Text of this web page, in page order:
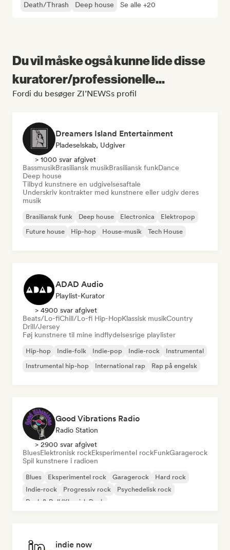
Death/Thrash Deep house Se alle +20
Du vil måske også kunne lide disse
kuratorer/professionelle...
Fordi du besøger ZI’NEWSs profil
Dreamers Island Entertainment
Pladeselskab, Udgiver
> 1000 svar afgivet
BassmusikBrasiliansk musikBrasiliansk funkDance
Deep house
Tilbyd kunstnere en udgivelsesaftale
Underskriv kontrakter med kunstnere eller udgiv deres
musik
Brasiliansk funk Deep house Electronica
Elektropop
Future house
Hip-hop House-musik Tech House
ADAD Audio
Playlist-Kurator
> 4900 svar afgivet
Beats/Lo-fiChill/Lo-fi Hip-HopKlassisk musikCountry
Drill/Jersey
Føj kunstnere til mine indflydelsesrige playlister
Hip-hop Indie-folk Indie-pop Indie-rock
Instrumental
Instrumental hip-hop
International rap Rap på engelsk
Good Vibrations Radio
Radio Station
> 2900 svar afgivet
BluesElektronisk rockEksperimentel rockFunkGaragerock
Spil kunstnere i radioen
Blues Eksperimentel rock Garagerock
Hard rock
Indie-rock
Progressiv rock
Psychedelisk rock
Rock & Roll/Klassisk Rock
indie now